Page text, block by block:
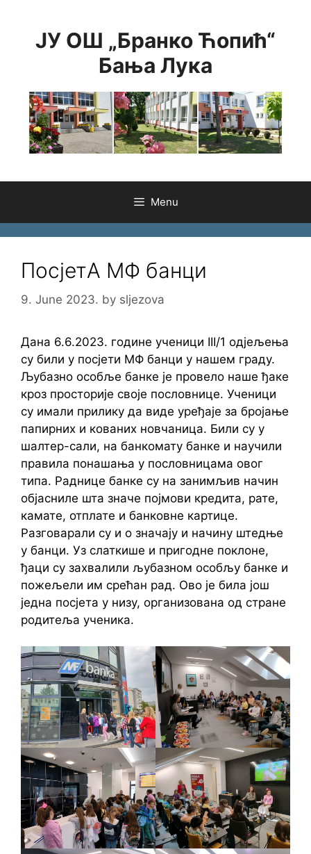
contentЈУ ОШ „Бранко Ћопић“
Бања Лука
Menu
ПосјетА МФ банци
9. June 2023. by sljezova
Дана 6.6.2023. године ученици III/1 одјељења
су били у посјети МФ банци у нашем граду.
Љубазно особље банке је провело наше ђаке
кроз просторије своје пословнице. Ученици
су имали прилику да виде уређаје за бројање
папирних и кованих новчаница. Били су у
шалтер-сали, на банкомату банке и научили
правила понашања у пословницама овог
типа. Раднице банке су на занимљив начин
објасниле шта значе појмови кредита, рате,
камате, отплате и банковне картице.
Разговарали су и о значају и начину штедње
у банци. Уз слаткише и пригодне поклоне,
ђаци су захвалили љубазном особљу банке и
пожељели им срећан рад. Ово је била још
једна посјета у низу, организована од стране
родитеља ученика.